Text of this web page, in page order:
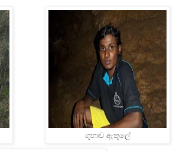
ගුහාව ඇතුලේ